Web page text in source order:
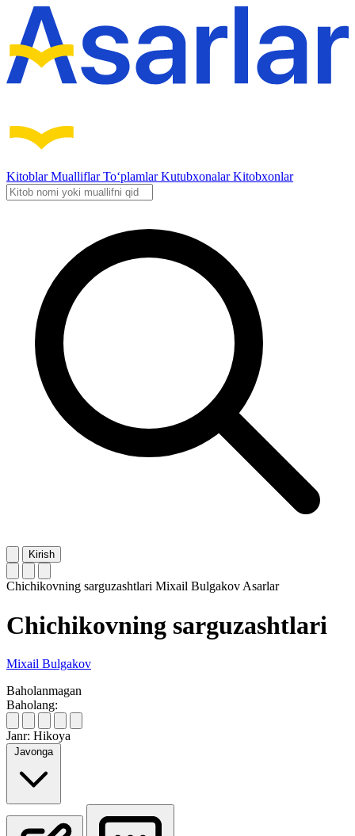
KitoblarMualliflarTo‘plamlarKutubxonalarKitobxonlar
Kirish
Chichikovning sarguzashtlari Mixail BulgakovAsarlar
Chichikovning sarguzashtlari
Mixail Bulgakov
Baholanmagan
Baholang:
Janr: Hikoya
Javonga